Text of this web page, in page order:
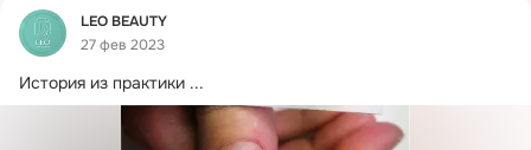
Фид
LEO BEAUTY
27 фев 2023
История из практики ...